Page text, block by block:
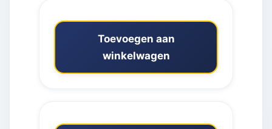
Toevoegen aan
winkelwagen